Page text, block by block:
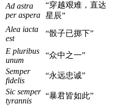
Ad astra
per aspera
“穿越艰难，直达
星辰”
Alea iacta
est
“骰子已掷下”
E pluribus
unum
“众中之一”
Semper
fidelis
“永远忠诚”
Sic semper
tyrannis
“暴君皆如此”